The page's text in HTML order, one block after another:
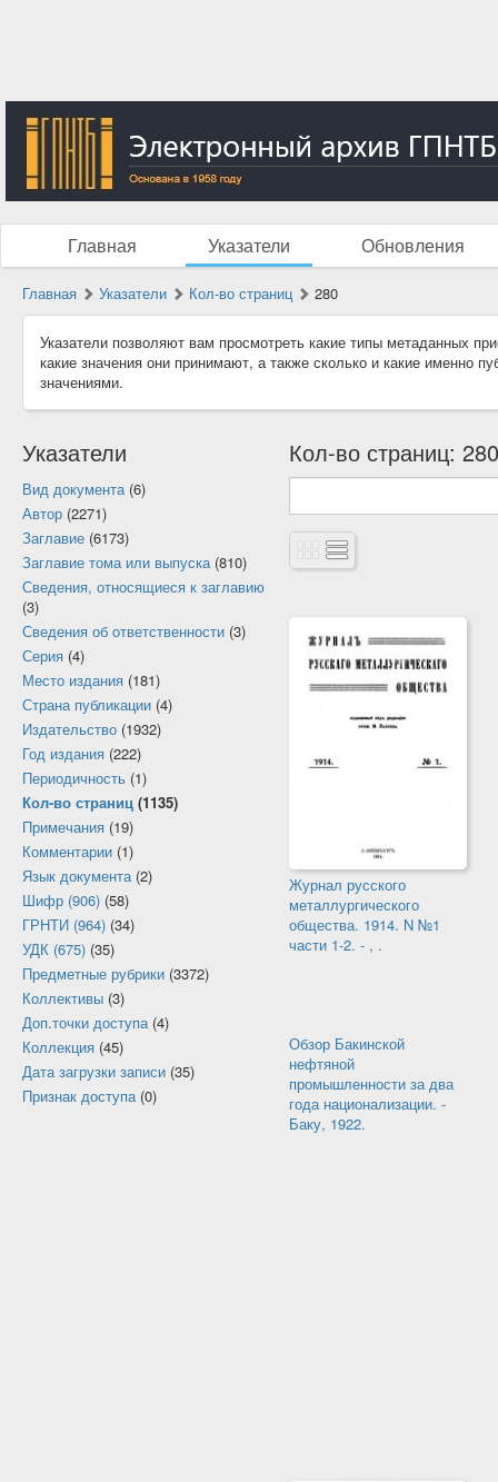
Главная Указатели Обновления
Главная Указатели Кол-во страниц 280
Указатели позволяют вам просмотреть какие типы метаданных
какие значения они принимают, а также сколько и какие именно
значениями.
Указатели
Вид документа(6)
Автор (2271)
Заглавие (6173)
Заглавие тома или выпуска(810)
Сведения, относящиеся к заглавию
(3)
Сведения об ответственности (3)
Серия (4)
Место издания (181)
Страна публикации (4)
Издательство (1932)
Год издания (222)
Периодичность (1)
Кол-во страниц (1135)
Примечания (19)
Комментарии (1)
Язык документа(2)
Шифр (906) (58)
ГРНТИ (964) (34)
УДК (675) (35)
Предметные рубрики (3372)
Коллективы (3)
Доп.точки доступа(4)
Коллекция (45)
Дата загрузки записи (35)
Признак доступа(0)
Кол-во страниц:
Журнал русского
металлургического
общества. 1914. N №1
части 1-2. - , .
Обзор Бакинской
нефтяной
промышленности за два
года национализации. -
Баку, 1922.